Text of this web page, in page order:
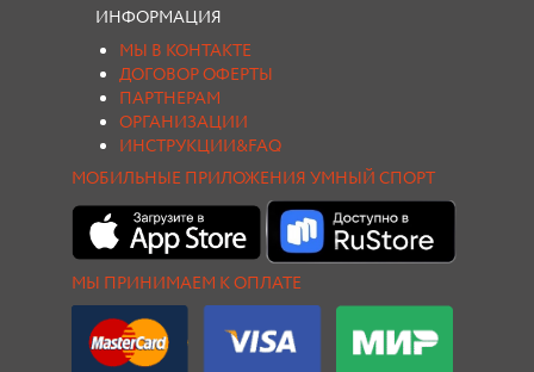
ИНФОРМАЦИЯ
МЫ В КОНТАКТЕ
ДОГОВОР ОФЕРТЫ
ПАРТНЕРАМ
ОРГАНИЗАЦИИ
ИНСТРУКЦИИ&FAQ
МОБИЛЬНЫЕ ПРИЛОЖЕНИЯ УМНЫЙ СПОРТ
МЫ ПРИНИМАЕМ К ОПЛАТЕ